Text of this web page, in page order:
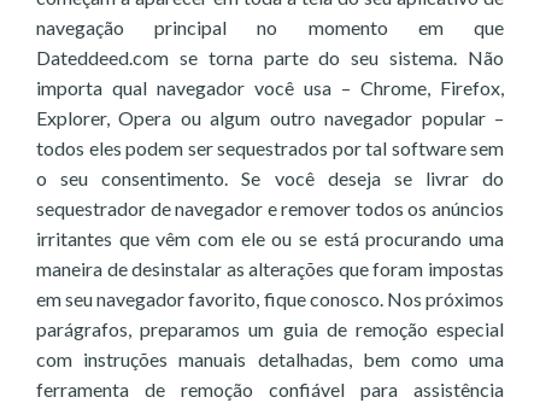
navegação principal no momento em que
Dateddeed.com se torna parte do seu sistema. Não
importa qual navegador você usa – Chrome, Firefox,
Explorer, Opera ou algum outro navegador popular –
todos eles podem ser sequestrados por tal software sem
o seu consentimento. Se você deseja se livrar do
sequestrador de navegador e remover todos os anúncios
irritantes que vêm com ele ou se está procurando uma
maneira de desinstalar as alterações que foram impostas
em seu navegador favorito, fique conosco. Nos próximos
parágrafos, preparamos um guia de remoção especial
com instruções manuais detalhadas, bem como uma
ferramenta de remoção confiável para assistência